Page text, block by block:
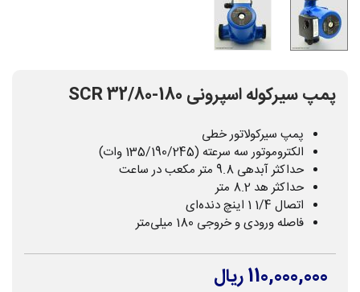
پمپ سیرکوله اسپرونی SCR 32/80-180
پمپ سیرکولاتور خطی
الکتروموتور سه سرعته (135/190/245 وات)
حداکثر آبدهی 9.8 متر مکعب در ساعت
حداکثر هد 8.2 متر
اتصال 1/4 1 اینچ دنده‌ای
فاصله ورودی و خروجی 180 میلی‌متر
110,000,000 ریال